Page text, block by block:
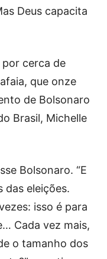
Deus capacita
cerca de
que onze
de Bolsonaro
Brasil, Michelle
Bolsonaro. “E
das eleições.
isso é para
Cada vez mais,
o tamanho dos